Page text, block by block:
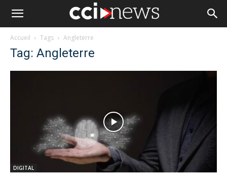
Accueil Tags Angleterre
Tag: Angleterre
DIGITAL